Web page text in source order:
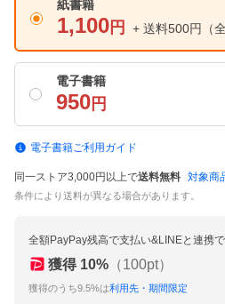
紙書籍
1,100 円 + 送料500円 （
電子書籍
950 円
電子書籍ご利用ガイド
同一ストア3,000円以上で送料無料 対象商
条件により送料が異なる場合があります。
全額PayPay残高で支払い&LINEと連携で
獲得 10% （100pt）
獲得のうち9.5%は利用先・期間限定